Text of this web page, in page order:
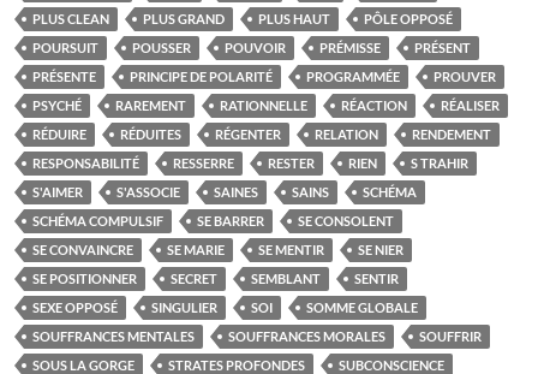
PLUS CLEAN
PLUS GRAND PLUS HAUT
PÔLE OPPOSÉ
POURSUIT
POUSSER POUVOIR PRÉMISSE
PRÉSENT
PRÉSENTE
PRINCIPE DE POLARITÉ PROGRAMMÉE
PROUVER
PSYCHÉ
RAREMENT RATIONNELLE RÉACTION
RÉALISER
RÉDUIRE
RÉDUITES RÉGENTER RELATION
RENDEMENT
RESPONSABILITÉ
RESSERRE RESTER RIEN
S TRAHIR
S'AIMER
S'ASSOCIE SAINES SAINS
SCHÉMA
SCHÉMA COMPULSIF
SE BARRER
SE CONSOLENT
SE CONVAINCRE
SE MARIE SE MENTIR
SE NIER
SE POSITIONNER
SECRET SEMBLANT
SENTIR
SEXE OPPOSÉ
SINGULIER SOI
SOMME GLOBALE
SOUFFRANCES MENTALES
SOUFFRANCES MORALES
SOUFFRIR
SOUS LA GORGE
STRATES PROFONDES
SUBCONSCIENCE